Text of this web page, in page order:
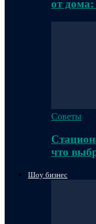
от дома:
Советы
что
Шоу бизнес